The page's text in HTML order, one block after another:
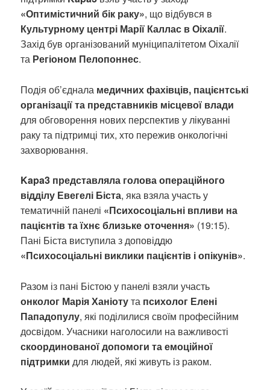
«Оптимістичний бік раку», що відбувся в
Культурному центрі Марії Каллас в Оіхалії.
Захід був організований муніципалітетом Оіхалії
та Регіоном Пелопоннес.
Подія об’єднала медичних фахівців, пацієнтські
організації та представників місцевої влади
для обговорення нових перспектив у лікуванні
раку та підтримці тих, хто пережив онкологічні
захворювання.
Kapa3 представляла голова операційного
відділу Евегелі Біста, яка взяла участь у
тематичній панелі «Психосоціальні впливи на
пацієнтів та їхнє близьке оточення» (19:15).
Пані Біста виступила з доповіддю
«Психосоціальні виклики пацієнтів і опікунів».
Разом із пані Бістою у панелі взяли участь
онколог Марія Ханіотута психолог Елені
Пападопулу, які поділилися своїм професійним
досвідом. Учасники наголосили на важливості
скоординованої допомоги та емоційної
підтримки для людей, які живуть із раком.